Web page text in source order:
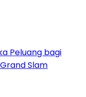
Peluang bagi
Slam